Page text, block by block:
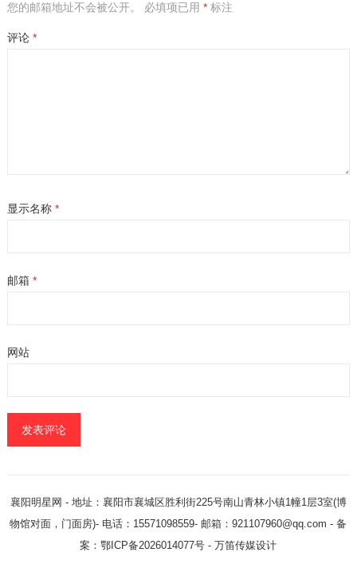
您的邮箱地址不会被公开。 必填项已用 *标注
评论 *
显示名称 *
邮箱 *
网站
襄阳明星网 - 地址：襄阳市襄城区胜利街225号南山青林小镇1幢1层3室(博
物馆对面，门面房)- 电话：15571098559- 邮箱：921107960@qq.com - 备
案：鄂ICP备2026014077号 -万笛传媒设计